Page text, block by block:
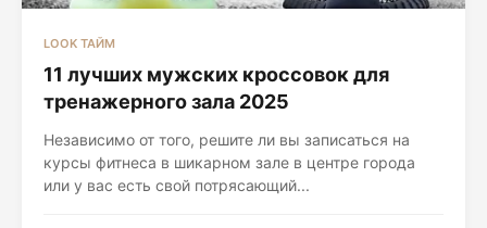
LOOK ТАЙМ
11 лучших мужских кроссовок для
тренажерного зала 2025
Независимо от того, решите ли вы записаться на
курсы фитнеса в шикарном зале в центре города
или у вас есть свой потрясающий...